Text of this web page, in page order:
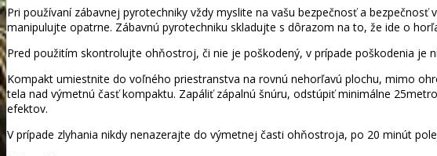
Pri používaní zábavnej pyrotechniky vždy myslite na vašu bezpečnosť a
manipulujte opatrne. Zábavnú pyrotechniku skladujte s dôrazom na to, že ide o
Pred použitím skontrolujte ohňostroj, či nie je poškodený, v prípade poškodenia je
Kompakt umiestnite do voľného priestranstva na rovnú nehorľavú plochu, mimo
tela nad výmetnú časť kompaktu. Zapáliť zápalnú šnúru, odstúpiť minimálne
efektov.
V prípade zlyhania nikdy nenazerajte do výmetnej časti ohňostroja, po 20 minút